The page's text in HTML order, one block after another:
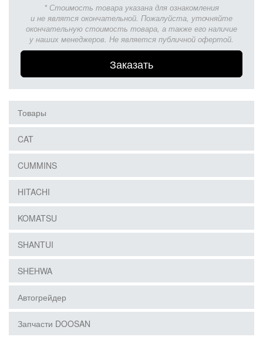
* Стоимость товара указана для ознакомления
и не являтся окончательной. Пожалуйста, уточняйте
окончательную стоимость товара, а также его наличие
у наших менеджеров. Не является публичной офертой.
Заказать
Товары
CAT
CUMMINS
HITACHI
KOMATSU
SHANTUI
SHEHWA
Автогрейдер
Запчасти DOOSAN